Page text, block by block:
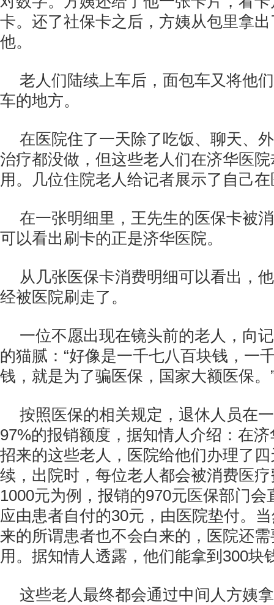
卡。还了社保卡之后，方姨从包里拿
他。
老人们陆续上车后，面包车又将他
车的地方。
在医院住了一天除了吃饭、聊天、
治疗都没做，但这些老人们在济华医
用。几位住院老人给记者展示了自己
在一张明细里，王先生的医保卡被
可以看出刷卡的正是济华医院。
从几张医保卡消费明细可以看出，
经被医院刷走了。
一位不愿出现在镜头前的老人，向
的猫腻：“好像是一千七八百块钱，一
钱，就是为了骗医保，国家大额医保。
按照医保的相关规定，退休人员在
97%的报销额度，据知情人介绍：在
招来的这些老人，医院给他们办理了
续，出院时，每位老人都会被消费医
1000元为例，报销的970元医保部门会
应由患者自付的30元，由医院垫付。
来的所谓患者也不会白来的，医院还
用。据知情人透露，他们能拿到300块
这些老人最终都会通过中间人方姨